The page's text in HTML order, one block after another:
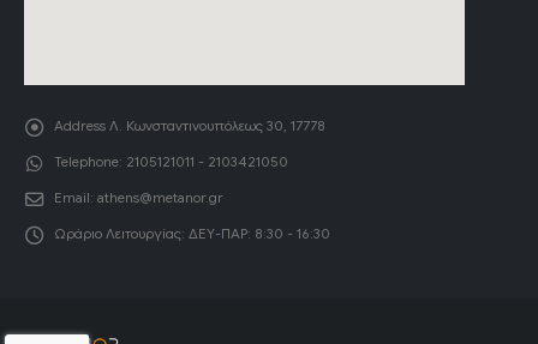
Address Λ. Κωνσταντινουπόλεως 30, 17778
Telephone: 2105121011 - 2103421050
Email: athens@metanor.gr
Ωράριο Λειτουργίας: ΔΕΥ-ΠΑΡ: 8:30 - 16:30